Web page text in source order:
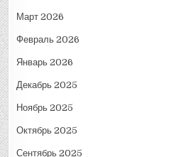
Март 2026
Февраль 2026
Январь 2026
Декабрь 2025
Ноябрь 2025
Октябрь 2025
Сентябрь 2025